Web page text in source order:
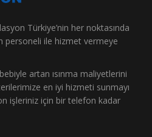
Türkiye’nin her noktasında
personeli ile hizmet vermeye
artan ısınma maliyetlerini
en iyi hizmeti sunmayı
işleriniz için bir telefon kadar